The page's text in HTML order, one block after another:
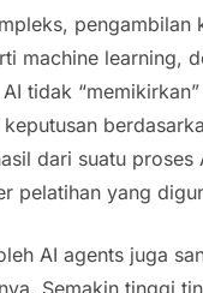
pengambilan
machine learning,
tidak
keputusan
dari suatu
pelatihan yang
AI agents juga
Semakin tinggi